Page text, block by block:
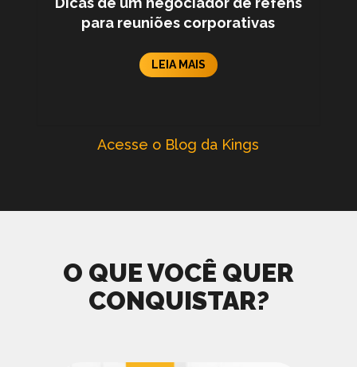
para reuniões corporativas
LEIA MAIS
Acesse o Blog da Kings
O QUE VOCÊ QUER
CONQUISTAR?